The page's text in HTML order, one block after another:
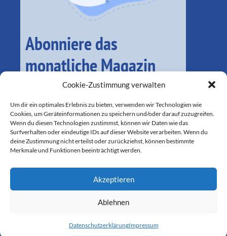
Cookie-Zustimmung verwalten
Um dir ein optimales Erlebnis zu bieten, verwenden wir Technologien wie
Cookies, um Geräteinformationen zu speichern und/oder darauf zuzugreifen.
Wenn du diesen Technologien zustimmst, können wir Daten wie das
Surfverhalten oder eindeutige IDs auf dieser Website verarbeiten. Wenn du
deine Zustimmung nicht erteilst oder zurückziehst, können bestimmte
Merkmale und Funktionen beeinträchtigt werden.
Akzeptieren
Ablehnen
DatenschutzerklärungImpressum
Abonniere das
monatliche Magazin
SEIT 2016 FÜR LOKALE BELANGE IM MÜNCHNER SÜDEN DA